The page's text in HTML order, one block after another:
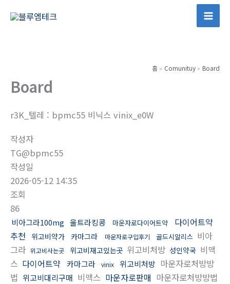
Main
홈 Comunituy Board
Board
r3K_텔레 : bpmc55 비닉스 vinix_e0W
작성자
TG@bpmc55
작성일
2026-05-12 14:35
조회
86
비아그라100mg 울트라킹콩 마운자로다이어트약
다이어트약
추천
위고비약가 카마그라 마운자로구입후기 골드시알리스 비아
그라 위고비사는곳 위고비재고있는곳 위고비처방 성인약국 비맥
스 다이어트약 카마그라 vinix 위고비처방 마운자로처방방
법 위고비대리구매 비맥스 마운자로판매 마운자로처방방법